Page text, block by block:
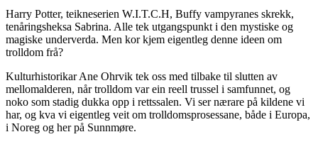
Harry Potter, teikneserien W.I.T.C.H, Buffy vampyranes skrekk,
tenåringsheksa Sabrina. Alle tek utgangspunkt i den mystiske og
magiske underverda. Men kor kjem eigentleg denne ideen om
trolldom frå?
Kulturhistorikar Ane Ohrvik tek oss med tilbake til slutten av
mellomalderen, når trolldom var ein reell trussel i samfunnet, og
noko som stadig dukka opp i rettssalen. Vi ser nærare på kildene vi
har, og kva vi eigentleg veit om trolldomsprosessane, både i Europa,
i Noreg og her på Sunnmøre.